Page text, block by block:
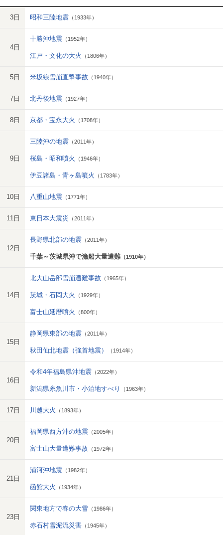
3日 昭和三陸地震 （1933年）
4日
十勝沖地震 （1952年）
江戸・文化の大火 （1806年）
5日 米坂線雪崩直撃事故 （1940年）
7日 北丹後地震 （1927年）
8日 京都・宝永大火 （1708年）
9日
三陸沖の地震 （2011年）
桜島・昭和噴火 （1946年）
伊豆諸島・青ヶ島噴火 （1783年）
10日 八重山地震 （1771年）
11日 東日本大震災 （2011年）
12日
長野県北部の地震 （2011年）
千葉～茨城県沖で漁船大量遭難（1910年）
14日
北大山岳部雪崩遭難事故 （1965年）
茨城・石岡大火 （1929年）
富士山延暦噴火 （800年）
15日
静岡県東部の地震 （2011年）
秋田仙北地震（強首地震） （1914年）
16日
令和4年福島県沖地震 （2022年）
新潟県糸魚川市・小泊地すべり （1963年）
17日 川越大火 （1893年）
20日
福岡県西方沖の地震 （2005年）
富士山大量遭難事故 （1972年）
21日
浦河沖地震 （1982年）
函館大火 （1934年）
23日
関東地方で春の大雪 （1986年）
赤石村雪泥流災害 （1945年）